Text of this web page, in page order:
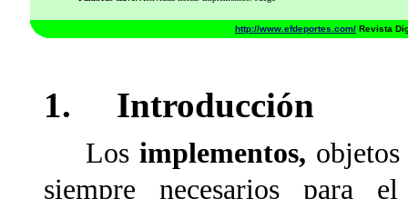
http://www.efdeportes.com/ Revista
1. Introducción
Los implementos,
siempre necesarios para